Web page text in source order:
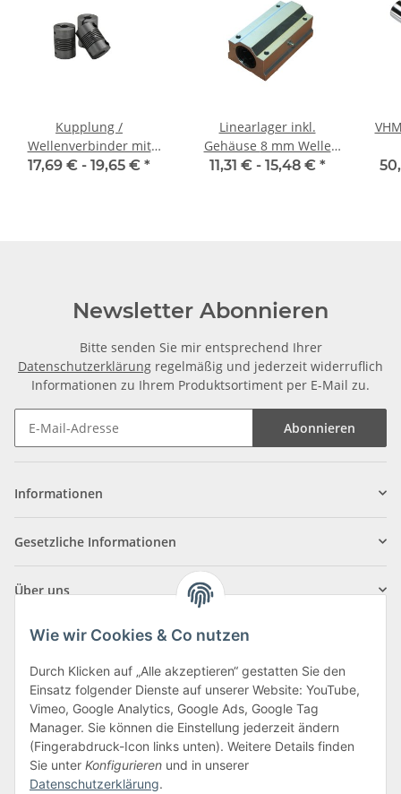
Kupplung /
Wellenverbinder mit
Klemmnaben WSV-K 18
17,69 € - 19,65 € *
Linearlager inkl.
Gehäuse 8 mm Welle
SMA-L
11,31 € - 15,48 € *
Newsletter Abonnieren
Bitte senden Sie mir entsprechend Ihrer
Datenschutzerklärung regelmäßig und jederzeit widerruflich
Informationen zu Ihrem Produktsortiment per E-Mail zu.
Abonnieren
Informationen
Gesetzliche Informationen
Über uns
Klagenfurter Straße 29
9556 Liebenfels
Montag bis Donnerstag: 8:00 bis 16:30 Uhr
Freitag: 8:00 bis 12:00 Uhr
Wie wir Cookies & Co nutzen
Durch Klicken auf „Alle akzeptieren“ gestatten Sie den
Einsatz folgender Dienste auf unserer Website: YouTube,
Vimeo, Google Analytics, Google Ads, Google Tag
Manager. Sie können die Einstellung jederzeit ändern
(Fingerabdruck-Icon links unten). Weitere Details finden
Sie unter Konfigurieren und in unserer
Datenschutzerklärung.